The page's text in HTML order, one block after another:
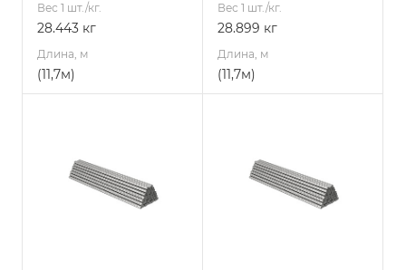
Вес 1 шт./кг.
28.443 кг
Длина, м
(11,7м)
Вес 1 шт./кг.
28.899 кг
Длина, м
(11,7м)